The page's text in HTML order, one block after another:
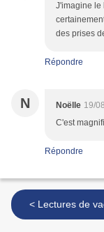
J'imagine le
des prises
Répondre
N Noëlle 19/
C'est
Répondre
< Lectures de